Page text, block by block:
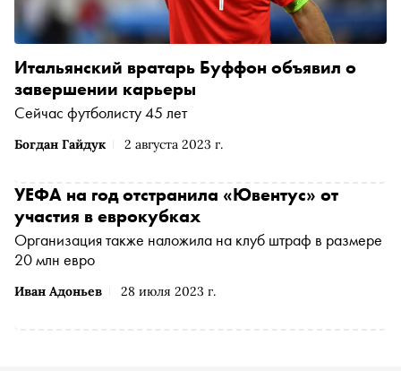
Богдан Гайдук 2 августа 2023 г.
Итальянский вратарь Буффон объявил о
завершении карьеры
Сейчас футболисту 45 лет
Иван Адоньев 28 июля 2023 г.
УЕФА на год отстранила «Ювентус» от
участия в еврокубках
Организация также наложила на клуб штраф в размере
20 млн евро